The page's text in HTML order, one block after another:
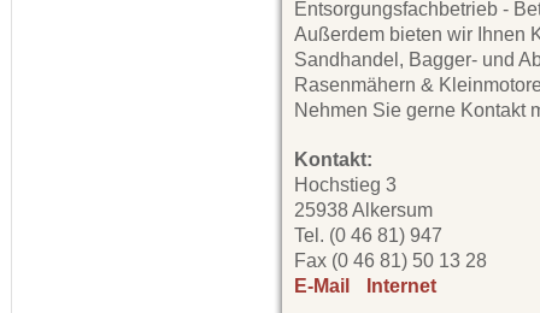
Entsorgungsfachbetrieb -
Außerdem bieten wir Ihnen
Sandhandel, Bagger- und
Rasenmähern &
Nehmen Sie gerne Kontakt
Kontakt:
Hochstieg 3
25938 Alkersum
Tel. (0 46 81) 947
Fax (0 46 81) 50 13 28
E-Mail
Internet